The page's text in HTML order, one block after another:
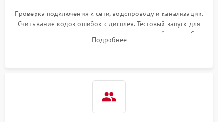
Проверка подключения к сети, водопроводу и канализации.
Считывание кодов ошибок с дисплея. Тестовый запуск для
выявления посторонних шумов, протечек или сбоев в работе
электронного модуля управления.
Подробнее